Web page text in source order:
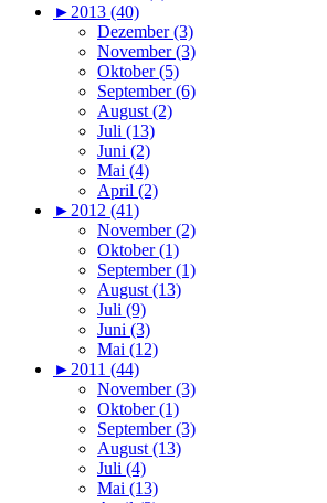
► 2013 (40)
Dezember (3)
November (3)
Oktober (5)
September (6)
August (2)
Juli (13)
Juni (2)
Mai (4)
April (2)
► 2012 (41)
November (2)
Oktober (1)
September (1)
August (13)
Juli (9)
Juni (3)
Mai (12)
► 2011 (44)
November (3)
Oktober (1)
September (3)
August (13)
Juli (4)
Mai (13)